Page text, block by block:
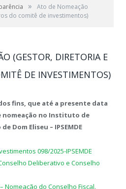
»
Ato de Nomeação
do comitê de investimentos)
(GESTOR, DIRETORIA E
DE INVESTIMENTOS)
fins, que até a presente data
nomeação no Instituto de
Dom Eliseu – IPSEMDE
098/2025-IPSEMDE
Deliberativo e Conselho
Nomeação do Conselho Fiscal.